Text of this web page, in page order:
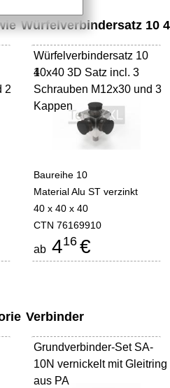
Würfelverbindersatz 10
2
Würfelverbindersatz 10
40x40 3D Satz incl. 3
Schrauben M12x30 und 3
Kappen
1
Baureihe 10
Material Alu ST verzinkt
40 x 40 x 40
CTN 76169910
ab 416 €
Verbinder
Grundverbinder-Set SA-
10N vernickelt mit Gleitring
aus PA